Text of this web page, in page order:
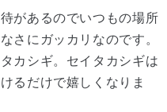
があるのでいつもの場所
さにガッカリなのです。
カシギ。セイタカシギは
るだけで嬉しくなりま